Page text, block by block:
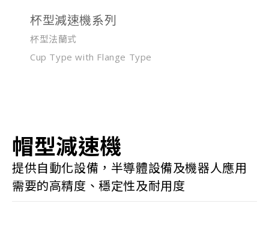
杯型減速機系列
杯型法蘭式
Cup Type with Flange Type
帽型減速機
提供自動化設備，半導體設備及機器人應用
需要的高精度、穩定性及耐用度